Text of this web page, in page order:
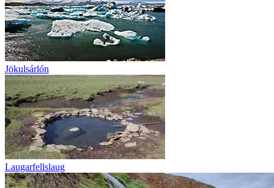
Jökulsárlón
Laugarfellslaug